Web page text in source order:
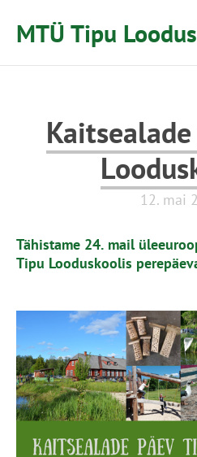
MTÜ Tipu
12. mai
Tähistame 24. mail
Tipu Looduskoolis